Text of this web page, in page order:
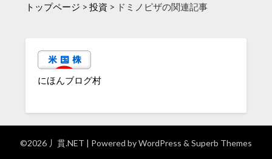
トップページ >投資 > ドミノピザの関連記事
にほんブログ村
©2026 丿貫.NET | Powered byWordPress & Superb Themes